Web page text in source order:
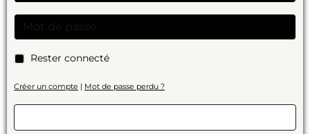
Rester connecté
Créer un compte | Mot de passe perdu ?